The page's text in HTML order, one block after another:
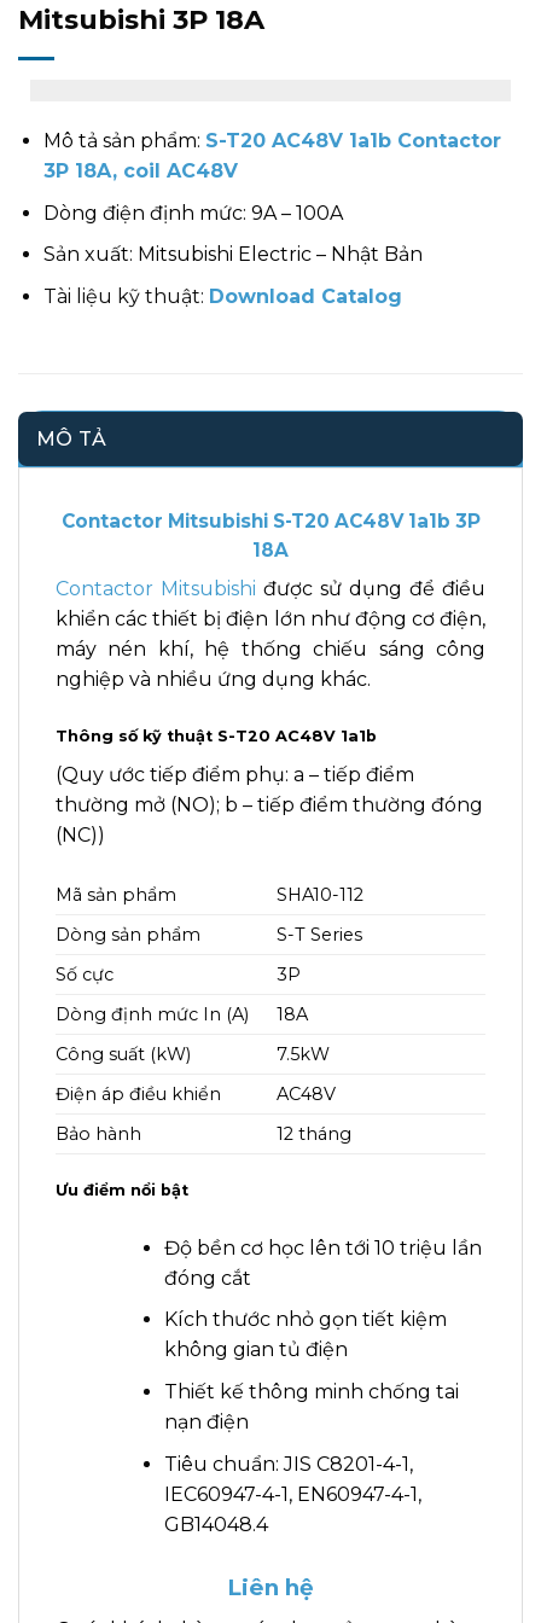
Mitsubishi 3P 18A
Mô tả sản phẩm: S-T20 AC48V 1a1b Contactor
3P 18A, coil AC48V
Dòng điện định mức: 9A – 100A
Sản xuất: Mitsubishi Electric – Nhật Bản
Tài liệu kỹ thuật: Download Catalog
MÔ TẢ
Contactor Mitsubishi S-T20 AC48V 1a1b 3P
18A
Contactor Mitsubishi được sử dụng để điều
khiển các thiết bị điện lớn như động cơ điện,
máy nén khí, hệ thống chiếu sáng công
nghiệp và nhiều ứng dụng khác.
Thông số kỹ thuật S-T20 AC48V 1a1b
(Quy ước tiếp điểm phụ: a – tiếp điểm
thường mở (NO); b – tiếp điểm thường đóng
(NC))
Mã sản phẩm
SHA10-112
Dòng sản phẩm
S-T Series
Số cực
3P
Dòng định mức In (A)
18A
Công suất (kW)
7.5kW
Điện áp điều khiển
AC48V
Bảo hành
12 tháng
Ưu điểm nổi bật
Độ bền cơ học lên tới 10 triệu lần
đóng cắt
Kích thước nhỏ gọn tiết kiệm
không gian tủ điện
Thiết kế thông minh chống tai
nạn điện
Tiêu chuẩn: JIS C8201-4-1,
IEC60947-4-1, EN60947-4-1,
GB14048.4
Liên hệ